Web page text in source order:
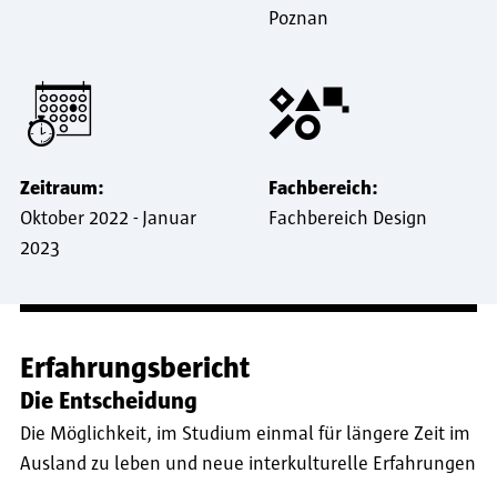
Poznan
Zeitraum:
Oktober 2022 - Januar
2023
Fachbereich:
Fachbereich Design
Erfahrungsbericht
Die Entscheidung
Die Möglichkeit, im Studium einmal für längere Zeit im
Ausland zu leben und neue interkulturelle Erfahrungen